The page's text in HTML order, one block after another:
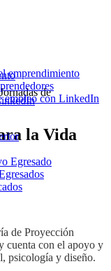
emprendimiento
empleo con LinkedIn
Egresado
Jornadas de
la Vida
de Proyección
cuenta con el apoyo y
psicología y diseño.